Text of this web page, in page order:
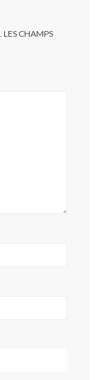
LES CHAMPS